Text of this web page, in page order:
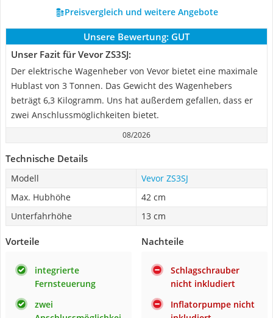
Preisvergleich und weitere Angebote
Unsere Bewertung: GUT
Unser Fazit für Vevor ZS3SJ:
Der elektrische Wagenheber von Vevor bietet eine maximale
Hublast von 3 Tonnen. Das Gewicht des Wagenhebers
beträgt 6,3 Kilogramm. Uns hat außerdem gefallen, dass er
zwei Anschlussmöglichkeiten bietet.
08/2026
Technische Details
Modell
Vevor ZS3SJ
Max. Hubhöhe
42 cm
Unterfahrhöhe
13 cm
Vorteile
integrierte
Fernsteuerung
zwei
Nachteile
Schlagschrauber
nicht inkludiert
Inflatorpumpe nicht